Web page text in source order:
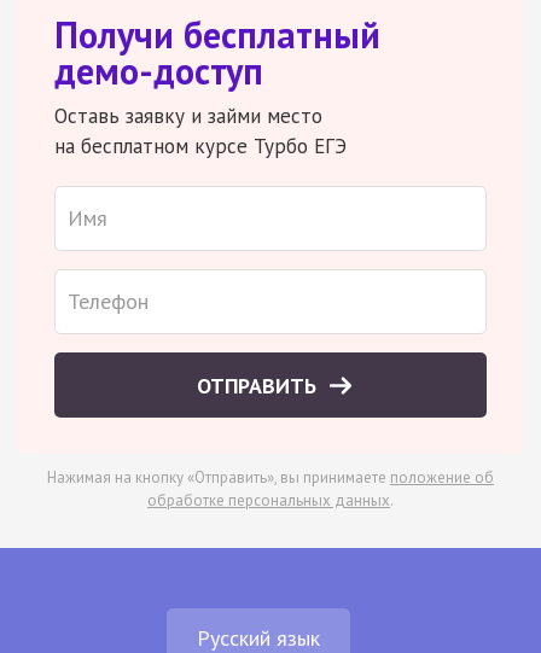
Получи бесплатный
демо-доступ
Оставь заявку и займи место
на бесплатном курсе Турбо ЕГЭ
ОТПРАВИТЬ
Нажимая на кнопку «Отправить», вы принимаете положение об
обработке персональных данных.
Русский язык